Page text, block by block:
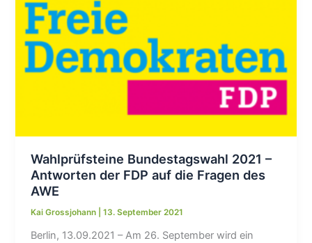
Bundestagswahl
2021
Wahlprüfsteine Bundestagswahl 2021 –
Antworten der FDP auf die Fragen des
AWE
Kai Grossjohann |13. September 2021
Berlin, 13.09.2021 – Am 26. September wird ein